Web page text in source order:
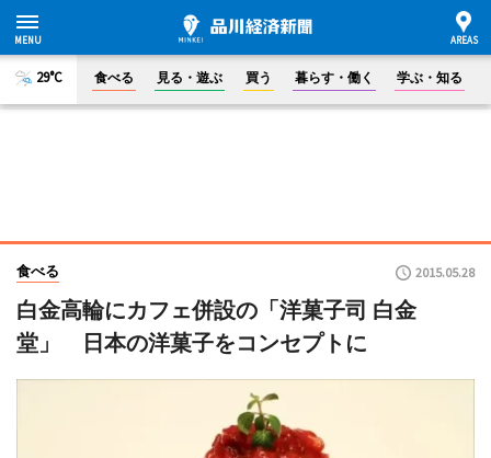
29°C 食べる 見る・遊ぶ 買う 暮らす・働く 学ぶ・知る
食べる 2015.05.28
白金高輪にカフェ併設の「洋菓子司 白金
堂」 日本の洋菓子をコンセプトに